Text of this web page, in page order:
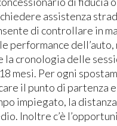
assistenza
di controllare in
performance dell’auto,
la cronologia delle
mesi. Per ogni
il punto di partenza
impiegato, la
Inoltre c’è